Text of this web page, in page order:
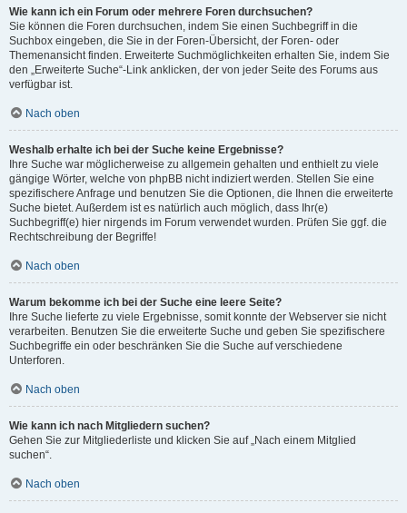
Wie kann ich ein Forum oder mehrere Foren durchsuchen?
Sie können die Foren durchsuchen, indem Sie einen Suchbegriff in die
Suchbox eingeben, die Sie in der Foren-Übersicht, der Foren- oder
Themenansicht finden. Erweiterte Suchmöglichkeiten erhalten Sie, indem Sie
den „Erweiterte Suche“-Link anklicken, der von jeder Seite des Forums aus
verfügbar ist.
Nach oben
Weshalb erhalte ich bei der Suche keine Ergebnisse?
Ihre Suche war möglicherweise zu allgemein gehalten und enthielt zu viele
gängige Wörter, welche von phpBB nicht indiziert werden. Stellen Sie eine
spezifischere Anfrage und benutzen Sie die Optionen, die Ihnen die erweiterte
Suche bietet. Außerdem ist es natürlich auch möglich, dass Ihr(e)
Suchbegriff(e) hier nirgends im Forum verwendet wurden. Prüfen Sie ggf. die
Rechtschreibung der Begriffe!
Nach oben
Warum bekomme ich bei der Suche eine leere Seite?
Ihre Suche lieferte zu viele Ergebnisse, somit konnte der Webserver sie nicht
verarbeiten. Benutzen Sie die erweiterte Suche und geben Sie spezifischere
Suchbegriffe ein oder beschränken Sie die Suche auf verschiedene
Unterforen.
Nach oben
Wie kann ich nach Mitgliedern suchen?
Gehen Sie zur Mitgliederliste und klicken Sie auf „Nach einem Mitglied
suchen“.
Nach oben